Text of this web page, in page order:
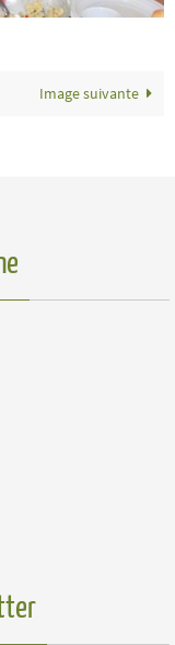
Image suivante